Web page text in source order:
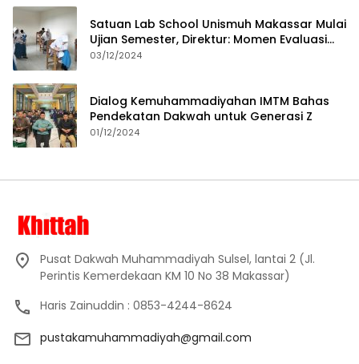
Satuan Lab School Unismuh Makassar Mulai
Ujian Semester, Direktur: Momen Evaluasi
Proses Pembelajaran
03/12/2024
Dialog Kemuhammadiyahan IMTM Bahas
Pendekatan Dakwah untuk Generasi Z
01/12/2024
Pusat Dakwah Muhammadiyah Sulsel, lantai 2 (Jl.
Perintis Kemerdekaan KM 10 No 38 Makassar)
Haris Zainuddin : 0853-4244-8624
pustakamuhammadiyah@gmail.com